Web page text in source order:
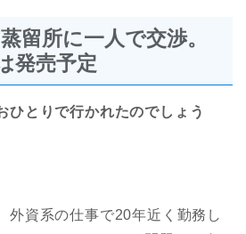
留所に一人で交渉。
発売予定
とりで行かれたのでしょう
外資系の仕事で20年近く勤務し